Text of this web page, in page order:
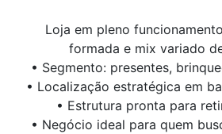
Loja em pleno
formada e mix variado
• Segmento: presentes,
• Localização estratégica em
• Estrutura pronta para
• Negócio ideal para quem